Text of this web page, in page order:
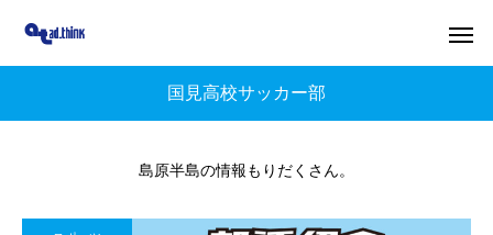
国見高校サッカー部
島原半島の情報もりだくさん。